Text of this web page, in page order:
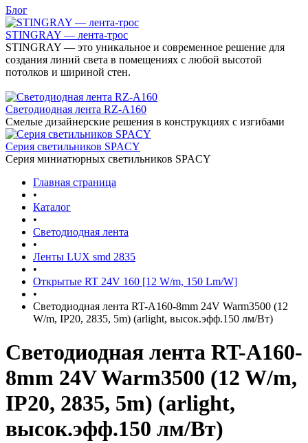
Блог
STINGRAY — лента-трос
STINGRAY — это уникальное и современное решение для
создания линий света в помещениях с любой высотой
потолков и шириной стен.
Светодиодная лента RZ-A160
Смелые дизайнерские решения в конструкциях с изгибами
Серия светильников SPACY
Серия миниатюрных светильников SPACY
Главная страница
•
Каталог
•
Светодиодная лента
•
Ленты LUX smd 2835
•
Открытые RT 24V 160 [12 W/m, 150 Lm/W]
•
Светодиодная лента RT-A160-8mm 24V Warm3500 (12
W/m, IP20, 2835, 5m) (arlight, высок.эфф.150 лм/Вт)
Светодиодная лента RT-A160-
8mm 24V Warm3500 (12 W/m,
IP20, 2835, 5m) (arlight,
высок.эфф.150 лм/Вт)